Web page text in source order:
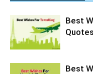
Best
Best